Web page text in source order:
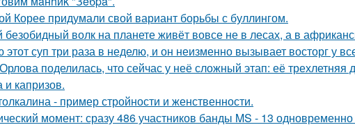
Корее придумали свой вариант борьбы с буллингом.
волк на планете живёт вовсе не в лесах, а в
суп три раза в неделю, и он неизменно вызывает восторг у
поделилась, что сейчас у неё сложный этап: её
и капризов.
- пример стройности и женственности.
момент: сразу 486 участников банды MS - 13